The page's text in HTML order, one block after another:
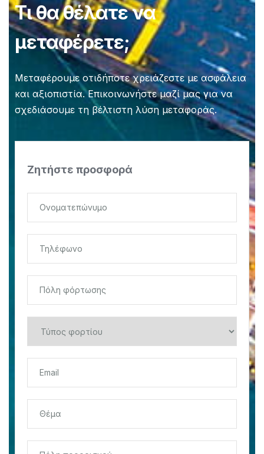
Τι θα θέλατε να
μεταφέρετε;
Μεταφέρουμε οτιδήποτε χρειάζεστε με ασφάλεια
και αξιοπιστία. Επικοινωνήστε μαζί μας για να
σχεδιάσουμε τη βέλτιστη λύση μεταφοράς.
Ζητήστε προσφορά